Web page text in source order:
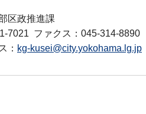
区政推進課
7021 ファクス：045-314-8890
： kg-kusei@city.yokohama.lg.jp